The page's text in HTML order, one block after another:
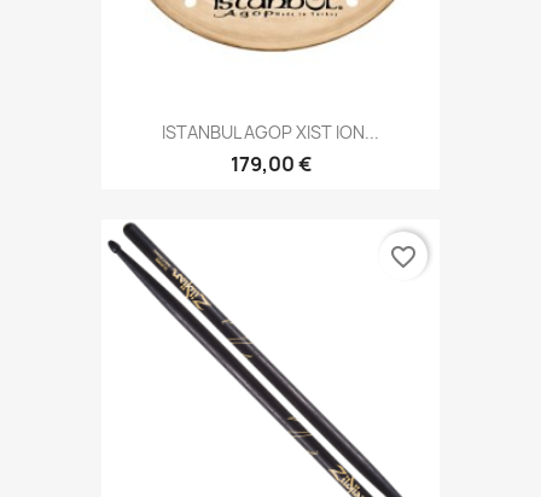
ISTANBUL AGOP XIST ION...
179,00 €
favorite_border